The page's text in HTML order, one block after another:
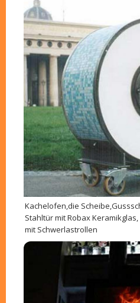
Kachelofen,die
Stahltür mit Robax
mit Schwerlastrollen